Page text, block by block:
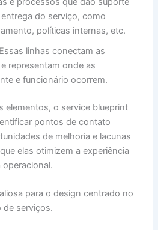
do serviço, como
políticas internas, etc.
Essas linhas conectam as
representam onde as
e funcionário ocorrem.
elementos, o service blueprint
pontos de contato
de melhoria e lacunas
elas otimizem a experiência
operacional.
para o design centrado no
de serviços.